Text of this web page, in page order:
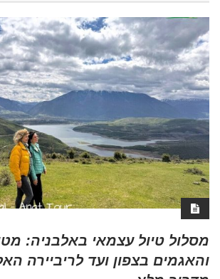
מסלול טיול עצמאי באלבניה:
והאגמים בצפון ועד לריביירה